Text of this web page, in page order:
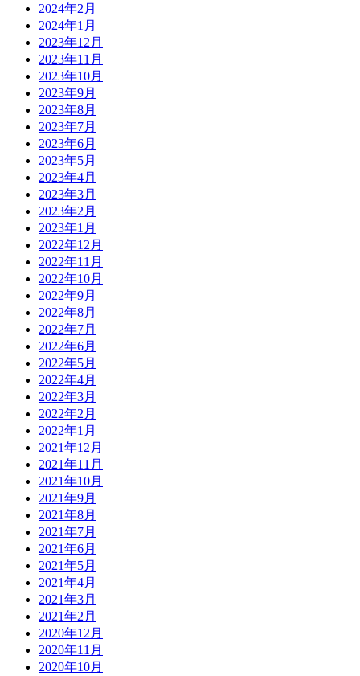
2024年2月
2024年1月
2023年12月
2023年11月
2023年10月
2023年9月
2023年8月
2023年7月
2023年6月
2023年5月
2023年4月
2023年3月
2023年2月
2023年1月
2022年12月
2022年11月
2022年10月
2022年9月
2022年8月
2022年7月
2022年6月
2022年5月
2022年4月
2022年3月
2022年2月
2022年1月
2021年12月
2021年11月
2021年10月
2021年9月
2021年8月
2021年7月
2021年6月
2021年5月
2021年4月
2021年3月
2021年2月
2020年12月
2020年11月
2020年10月